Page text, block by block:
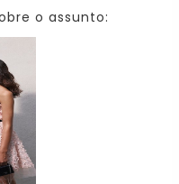
o assunto: